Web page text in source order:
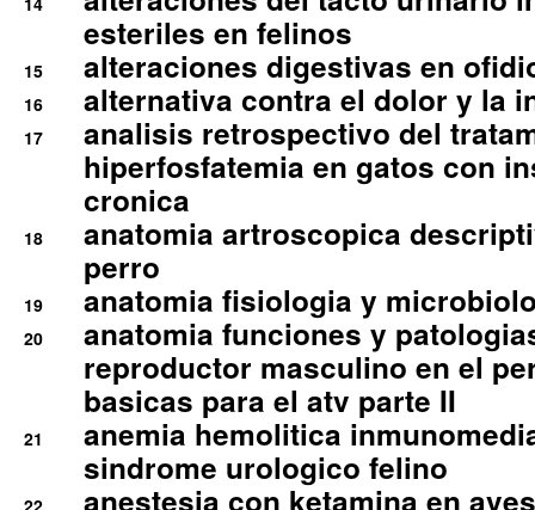
esteriles en felinos
15 alteraciones digestivas en
16 alternativa contra el dolor y la
17
analisis retrospectivo del
hiperfosfatemia en gatos con
cronica
18
anatomia artroscopica
perro
19 anatomia fisiologia y
20
anatomia funciones y
reproductor masculino en el
basicas para el atv parte II
21
anemia hemolitica
sindrome urologico felino
anestesia con ketamina en